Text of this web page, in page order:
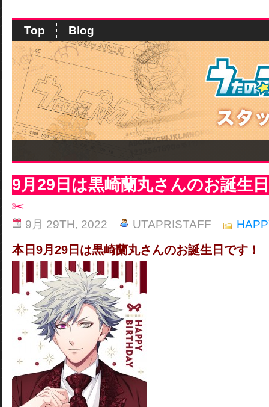
Top Blog
9月29日は黒崎蘭丸さんのお誕生
9月 29TH, 2022 UTAPRISTAFF
本日9月29日は黒崎蘭丸さんのお誕生日です！